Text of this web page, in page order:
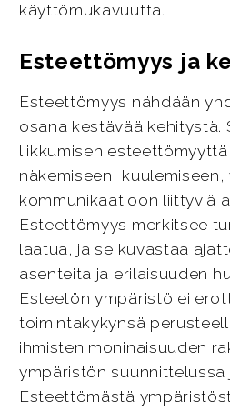
käyttömukavuutta.
Esteettömyys ja
Esteettömyys nähdään
osana kestävää kehitystä.
liikkumisen
näkemiseen,
kommunikaatioon liittyviä
Esteettömyys merkitsee
laatua, ja se kuvastaa
asenteita ja erilaisuuden
Esteetön ympäristö ei
toimintakykynsä
ihmisten moninaisuuden
ympäristön
Esteettömästä